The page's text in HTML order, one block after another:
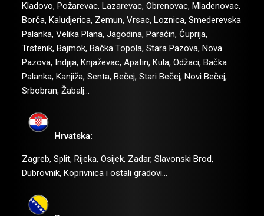
Email*
Komentar ili
poruka*
SLANJE
Kladovo, Požarevac, Lazarevac, Obrenovac, Mladenovac,
Borča, Kaludjerica, Zemun, Vrsac, Loznica, Smederevska
Palanka, Velika Plana, Jagodina, Paraćin, Ćuprija,
Trstenik, Bajmok, Bačka Topola, Stara Pazova, Nova
Pazova, Indjija, Knjaževac, Apatin, Kula, Odžaci, Bačka
Palanka, Kanjiža, Senta, Bečej, Stari Bečej, Novi Bečej,
Srbobran, Žabalj…
Hrvatska:
Zagreb, Split, Rijeka, Osijek, Zadar, Slavonski Brod,
Dubrovnik, Koprivnica i ostali gradovi…